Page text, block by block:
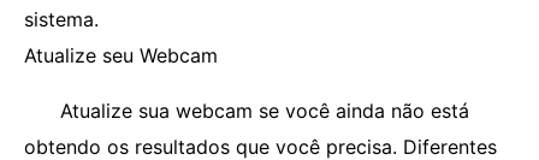
sistema.
Atualize seu Webcam
Atualize sua webcam se você ainda não está
obtendo os resultados que você precisa. Diferentes